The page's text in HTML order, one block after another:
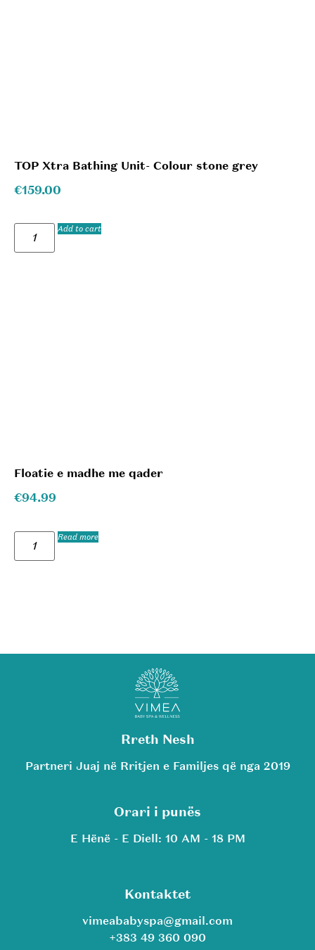
TOP Xtra Bathing Unit- Colour stone grey
€159.00
Add to cart
Floatie e madhe me qader
€94.99
Read more
Rreth Nesh
Partneri Juaj në Rritjen e Familjes që nga 2019
Orari i punës
E Hënë - E Diell: 10 AM - 18 PM
Kontaktet
vimeababyspa@gmail.com
+383 49 360 090